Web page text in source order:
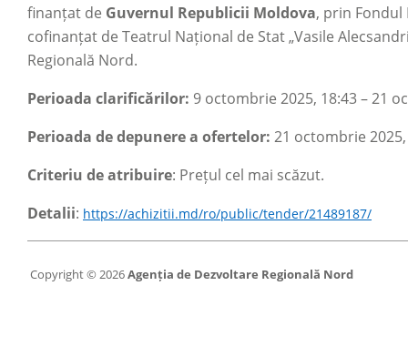
finanțat de Guvernul Republicii Moldova, prin Fondul
cofinanțat de Teatrul Național de Stat „Vasile
Regională Nord.
Perioada clarificărilor: 9 octombrie 2025, 18:43 – 21
Perioada de depunere a ofertelor: 21 octombrie
Criteriu de atribuire: Prețul cel mai scăzut.
Detalii: https://achizitii.md/ro/public/tender/21489187/
Copyright © 2026Agenția de Dezvoltare Regională Nord